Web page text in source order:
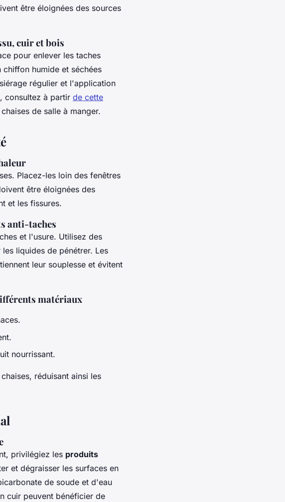
être éloignées des sources
cuir et bois
pour enlever les taches
humide et séchées
régulier et l'application
consultez à partir de cette
de salle à manger.
Placez-les loin des fenêtres
être éloignées des
et les fissures.
anti-taches
et l'usure. Utilisez des
liquides de pénétrer. Les
leur souplesse et évitent
matériaux
nourrissant.
réduisant ainsi les
privilégiez les produits
et dégraisser les surfaces en
de soude et d'eau
cuir peuvent bénéficier de